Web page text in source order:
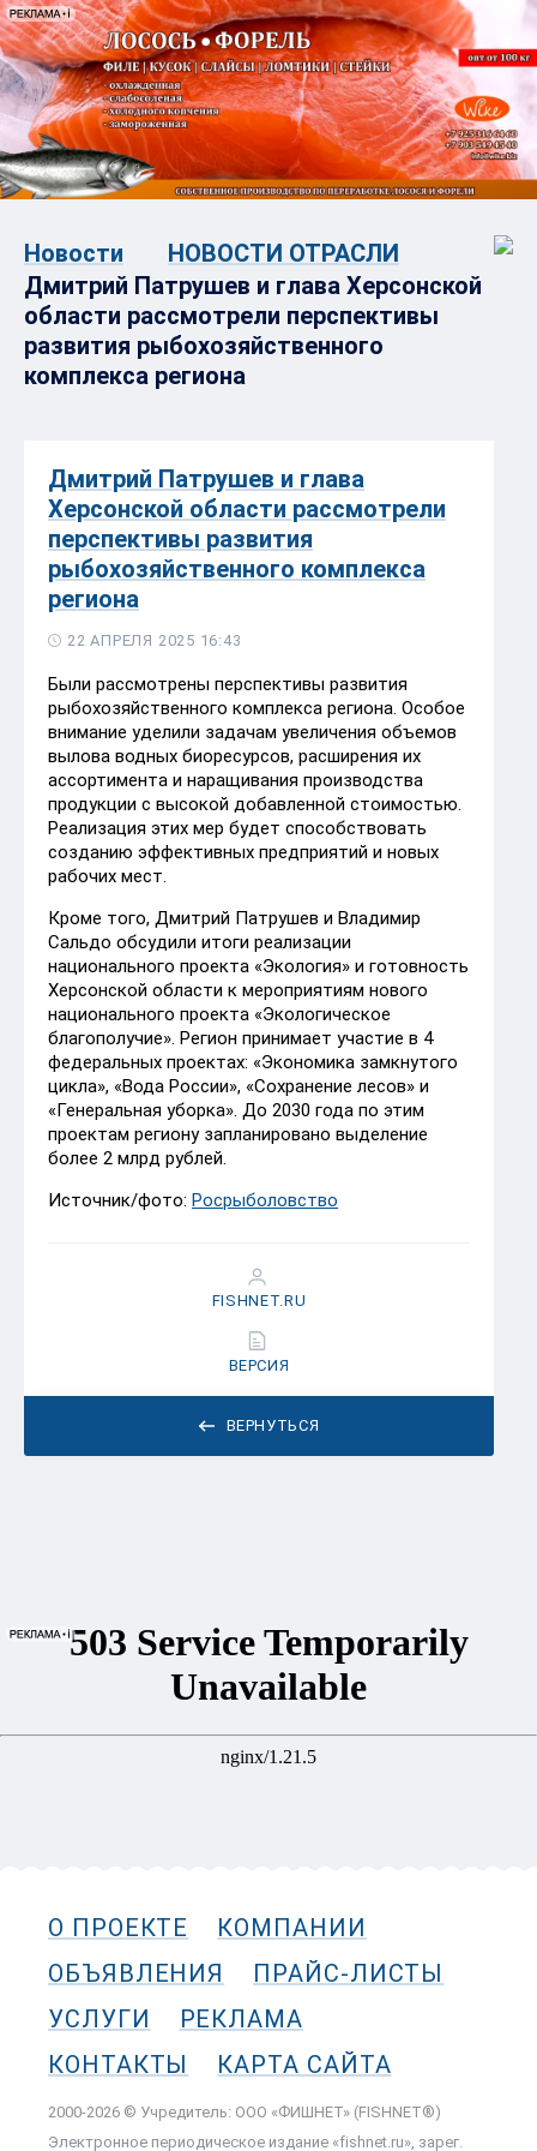
Новости
НОВОСТИ ОТРАСЛИ
Дмитрий Патрушев и глава Херсонской
области рассмотрели перспективы
развития рыбохозяйственного
комплекса региона
Дмитрий Патрушев и глава
Херсонской области рассмотрели
перспективы развития
рыбохозяйственного комплекса
региона
22 АПРЕЛЯ 2025 16:43
Были рассмотрены перспективы развития
рыбохозяйственного комплекса региона. Особое
внимание уделили задачам увеличения объемов
вылова водных биоресурсов, расширения их
ассортимента и наращивания производства
продукции с высокой добавленной стоимостью.
Реализация этих мер будет способствовать
созданию эффективных предприятий и новых
рабочих мест.
Кроме того, Дмитрий Патрушев и Владимир
Сальдо обсудили итоги реализации
национального проекта «Экология» и готовность
Херсонской области к мероприятиям нового
национального проекта «Экологическое
благополучие». Регион принимает участие в 4
федеральных проектах: «Экономика замкнутого
цикла», «Вода России», «Сохранение лесов» и
«Генеральная уборка». До 2030 года по этим
проектам региону запланировано выделение
более 2 млрд рублей.
Источник/фото: Росрыболовство
ВЕРНУТЬСЯ
FISHNET.RU
ВЕРСИЯ
О ПРОЕКТЕ
КОМПАНИИ
ОБЪЯВЛЕНИЯ
ПРАЙС-ЛИСТЫ
УСЛУГИ
РЕКЛАМА
КОНТАКТЫ
КАРТА САЙТА
2000-2026 © Учредитель: ООО «ФИШНЕТ» (FISHNET®)
Электронное периодическое издание «fishnet.ru», зарег.